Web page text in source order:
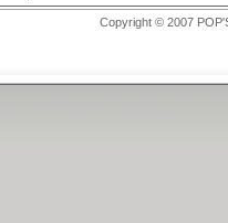
Copyright © 2007